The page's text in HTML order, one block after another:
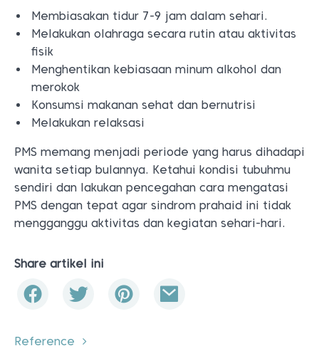
Membiasakan tidur 7-9 jam dalam sehari.
Melakukan olahraga secara rutin atau aktivitas
fisik
Menghentikan kebiasaan minum alkohol dan
merokok
Konsumsi makanan sehat dan bernutrisi
Melakukan relaksasi
PMS memang menjadi periode yang harus dihadapi
wanita setiap bulannya. Ketahui kondisi tubuhmu
sendiri dan lakukan pencegahan cara mengatasi
PMS dengan tepat agar sindrom prahaid ini tidak
mengganggu aktivitas dan kegiatan sehari-hari.
Share artikel ini
Reference